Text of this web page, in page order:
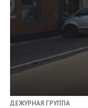
ДЕЖУРНАЯ ГРУППА